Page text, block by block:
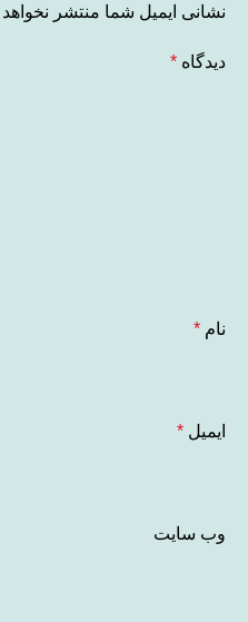
نشانی ایمیل شما منتشر
دیدگاه *
نام *
ایمیل *
وب‌ سایت